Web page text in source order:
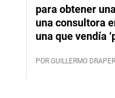
para obtener
una consultora
una que vendía
POR GUILLERMO DRAPER